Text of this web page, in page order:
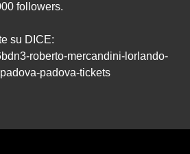
followers.
su DICE:
roberto-mercandini-lorlando-
padova-tickets